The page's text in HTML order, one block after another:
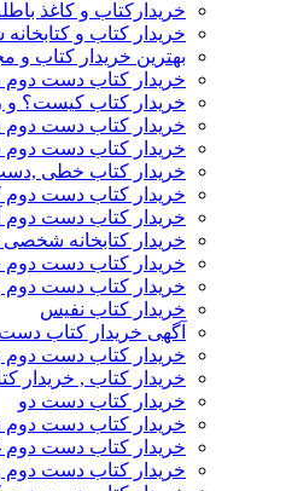
خریدارکتاب و کاغذ
خریدار کتاب و
بهترین خریدار کتاب و
خریدار کتاب دست دوم
خریدار کتاب کیست؟
خریدار کتاب دست دوم
خریدار کتاب دست دوم
خریدار کتاب خطی
خریدار کتاب دست دوم
خریدار کتاب دست دوم
خریدار کتابخانه
خریدار کتاب دست
خریدار کتاب دست دوم
خریدار کتاب نفیس
آگهی خریدار کتاب
خریدار کتاب دست دوم
خریدار کتاب , خریدار
خریدار کتاب دست دو
خریدار کتاب دست دوم
خریدار کتاب دست
خریدار کتاب دست دوم